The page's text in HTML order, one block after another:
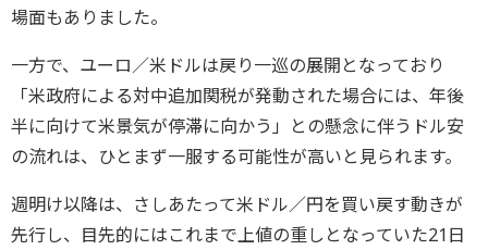
場面もありました。
一方で、ユーロ／米ドルは戻り一巡の展開となっており
「米政府による対中追加関税が発動された場合には、年後
半に向けて米景気が停滞に向かう」との懸念に伴うドル安
の流れは、ひとまず一服する可能性が高いと見られます。
週明け以降は、さしあたって米ドル／円を買い戻す動きが
先行し、目先的にはこれまで上値の重しとなっていた21日